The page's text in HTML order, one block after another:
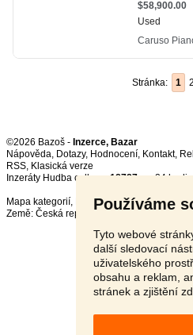
Používáme
Tyto webové
další sledovací
uživatelského
obsahu a reklam,
stránek a zjištění
Stránka: 1 2
©2026 Bazoš - Inzerce, Bazar
Nápověda, Dotazy, Hodnocení, Kontakt,
RSS,
Inzeráty Hudba celkem:18787, za 24
Mapa kategorií,
Nejvyhledávanější výrazy
Země: Česká republika